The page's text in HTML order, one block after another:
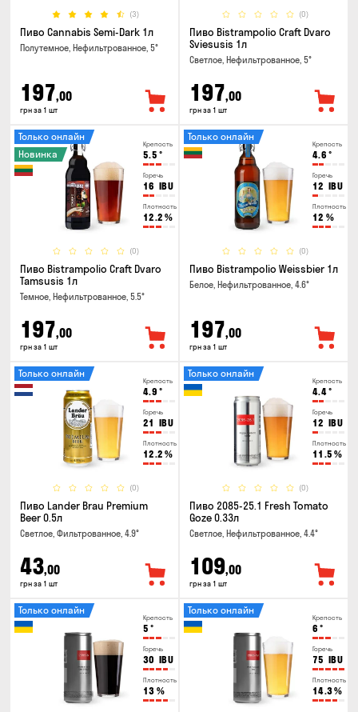
(3)
Пиво Cannabis Semi-Dark 1л
Полутемное, Нефильтрованное, 5°
197,00
грн за 1 шт
(0)
Пиво Bistrampolio Craft Dvaro
Sviesusis 1л
Светлое, Нефильтрованное, 5°
197,00
грн за 1 шт
Крепость
5.5 °
Горечь
16 IBU
Плотность
12.2 %
(0)
Только онлайн
Новинка
Пиво Bistrampolio Craft Dvaro
Tamsusis 1л
Темное, Нефильтрованное, 5.5°
197,00
грн за 1 шт
Крепость
4.6 °
Горечь
12 IBU
Плотность
12 %
(0)
Только онлайн
Пиво Bistrampolio Weissbier 1л
Белое, Нефильтрованное, 4.6°
197,00
грн за 1 шт
Крепость
4.9 °
Горечь
21 IBU
Плотность
12.2 %
(0)
Только онлайн
Пиво Lander Brau Premium
Beer 0.5л
Светлое, Фильтрованное, 4.9°
43,00
грн за 1 шт
Крепость
4.4°
Горечь
12 IBU
Плотность
11.5 %
(0)
Только онлайн
Пиво 2085-25.1 Fresh Tomato
Goze 0.33л
Светлое, Нефильтрованное, 4.4°
109,00
грн за 1 шт
Крепость
5 °
Горечь
30 IBU
Плотность
13 %
Только онлайн
Крепость
6 °
Горечь
75 IBU
Плотность
14.3%
Только онлайн